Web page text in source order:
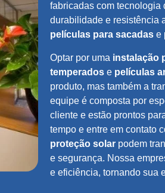
fabricadas com tecnologia
durabilidade e resistência
películas para sacadas e
Optar por uma instalação
temperados e películas
produto, mas também a
equipe é composta por
cliente e estão prontos
tempo e entre em contato
proteção solar podem
e segurança. Nossa
e eficiência, tornando sua